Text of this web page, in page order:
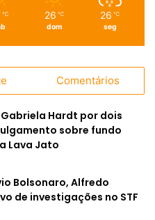
℃ 26 ℃
dom
26 ℃
seg
Comentários
Hardt por dois
sobre fundo
Lava Jato
Bolsonaro, Alfredo
de investigações no STF